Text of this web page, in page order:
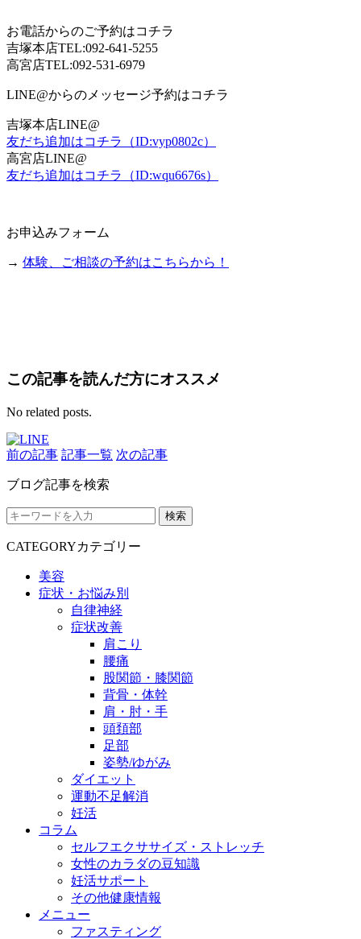
お電話からのご予約はコチラ
吉塚本店TEL:092-641-5255
高宮店TEL:092-531-6979
LINE@からのメッセージ予約はコチラ
吉塚本店LINE@
友だち追加はコチラ（ID:vyp0802c）
高宮店LINE@
友だち追加はコチラ（ID:wqu6676s）
お申込みフォーム
→ 体験、ご相談の予約はこちらから！
この記事を読んだ方にオススメ
No related posts.
前の記事 記事一覧 次の記事
ブログ記事を検索
検索
CATEGORYカテゴリー
美容
症状・お悩み別
自律神経
症状改善
肩こり
腰痛
股関節・膝関節
背骨・体幹
肩・肘・手
頭頚部
足部
姿勢/ゆがみ
ダイエット
運動不足解消
妊活
コラム
セルフエクササイズ・ストレッチ
女性のカラダの豆知識
妊活サポート
その他健康情報
メニュー
ファスティング